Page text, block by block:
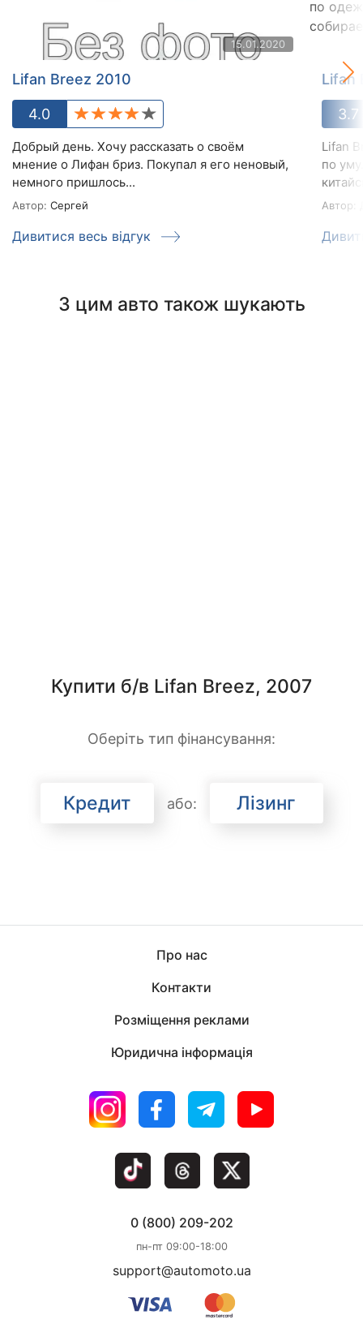
15.01.2020
Lifan Breez 2010
4.0
Добрый день. Хочу рассказать о своём
мнение о Лифан бриз. Покупал я его неновый,
немного пришлось...
Автор: Сергей
Дивитися весь відгук
Lifan
3.7
Lifan
по
Автор:
З цим авто також шукають
Купити б/в Lifan Breez, 2007
Оберіть тип фінансування:
Кредит або: Лізинг
Про нас
Контакти
Розміщення реклами
Юридична інформація
0 (800) 209-202
пн-пт 09:00-18:00
support@automoto.ua